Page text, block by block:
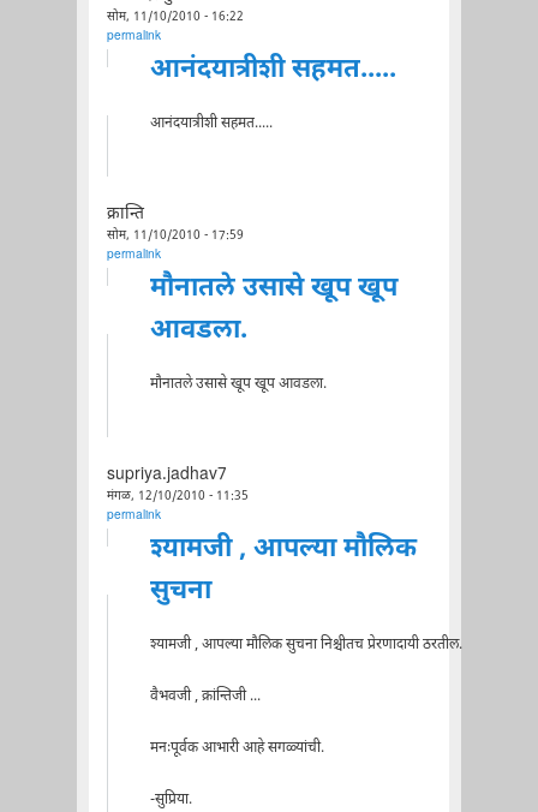
सोम, 11/10/2010 - 16:22
permalink
आनंदयात्रीशी सहमत.....
आनंदयात्रीशी सहमत.....
क्रान्ति
सोम, 11/10/2010 - 17:59
permalink
मौनातले उसासे खूप खूप
आवडला.
मौनातले उसासे खूप खूप आवडला.
supriya.jadhav7
मंगळ, 12/10/2010 - 11:35
permalink
श्यामजी , आपल्या मौलिक
सुचना
श्यामजी , आपल्या मौलिक सुचना निश्चीतच प्रेरणादायी ठरतील.
वैभवजी , क्रांन्तिजी ...
मनःपूर्वक आभारी आहे सगळ्यांची.
-सुप्रिया.